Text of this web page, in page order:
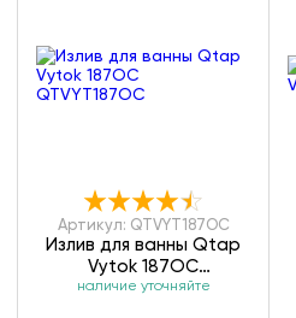
Артикул: QTVYT187OC
Излив для ванны Qtap
Vytok 187OC
QTVYT187OC
наличие уточняйте